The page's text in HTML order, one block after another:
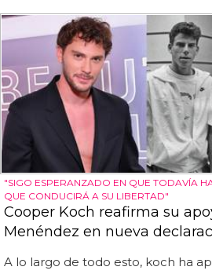
"SIGO ESPERANZADO EN QUE TODAVÍA
QUE CONDUCIRÁ A SU LIBERTAD"
Cooper Koch reafirma su
Menéndez en nueva
A lo largo de todo esto, koch ha